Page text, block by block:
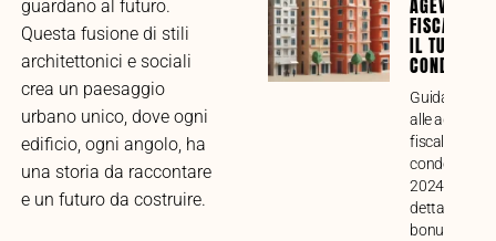
guardano al futuro.
Questa fusione di stili
architettonici e sociali
crea un paesaggio
urbano unico, dove ogni
edificio, ogni angolo, ha
una storia da raccontare
e un futuro da costruire.
FISCALI
IL TUO
Guida
alle
fiscali per
condominiali
2024. Analisi
dettagliata di
bonus,